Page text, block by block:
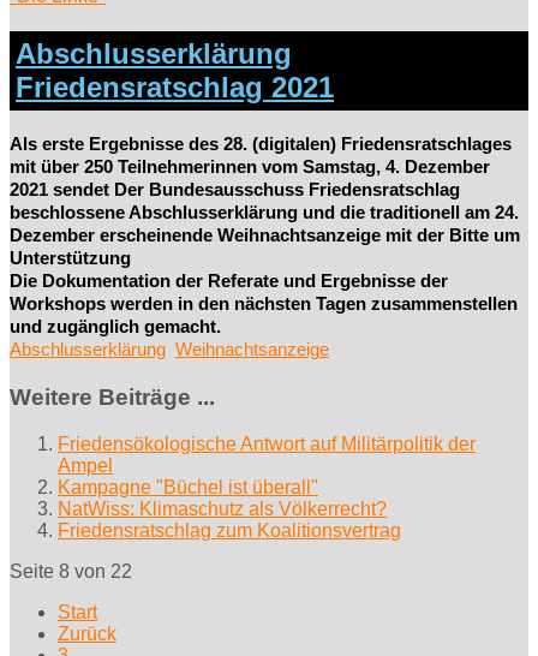
Abschlusserklärung
Friedensratschlag 2021
Als erste Ergebnisse des 28. (digitalen) Friedensratschlages
mit über 250 Teilnehmerinnen vom Samstag, 4. Dezember
2021 sendet Der Bundesausschuss Friedensratschlag
beschlossene Abschlusserklärung und die traditionell am 24.
Dezember erscheinende Weihnachtsanzeige mit der Bitte um
Unterstützung
Die Dokumentation der Referate und Ergebnisse der
Workshops werden in den nächsten Tagen zusammenstellen
und zugänglich gemacht.
Abschlusserklärung Weihnachtsanzeige
Weitere Beiträge ...
Friedensökologische Antwort auf Militärpolitik der
Ampel
Kampagne "Büchel ist überall"
NatWiss: Klimaschutz als Völkerrecht?
Friedensratschlag zum Koalitionsvertrag
Seite 8 von 22
Start
Zurück